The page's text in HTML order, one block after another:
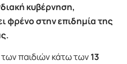
κυβέρνηση,
φρένο στην επιδημία της
παιδιών κάτω των 13